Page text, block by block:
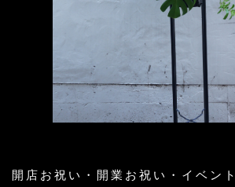
開店お祝い・開業お祝い・イベン